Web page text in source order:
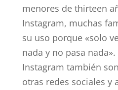
menores de thirteen
Instagram, muchas
su uso porque «solo
nada y no pasa
Instagram también
otras redes sociales y